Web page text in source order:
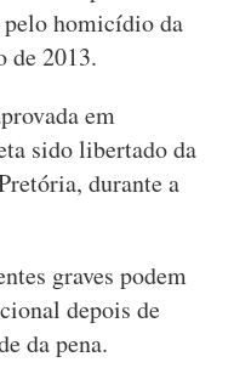
pelo homicídio da
de 2013.
em
sido libertado da
durante a
graves podem
depois de
da pena.